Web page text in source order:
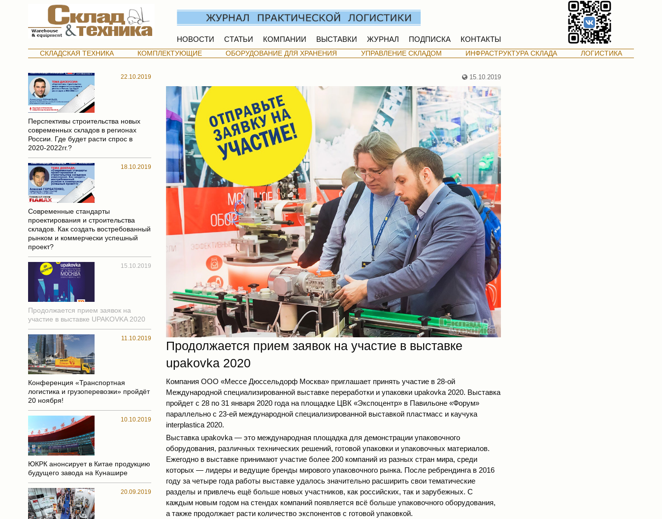
НОВОСТИ СТАТЬИ КОМПАНИИ ВЫСТАВКИ ЖУРНАЛ ПОДПИСКА КОНТАКТЫ
СКЛАДСКАЯ ТЕХНИКА КОМПЛЕКТУЮЩИЕ ОБОРУДОВАНИЕ ДЛЯ ХРАНЕНИЯ УПРАВЛЕНИЕ СКЛАДОМ ИНФРАСТРУКТУРА СКЛАДА ЛОГИСТИКА
22.10.2019
Перспективы строительства новых
современных складов в регионах
России. Где будет расти спрос в
2020-2022гг.?
18.10.2019
Современные стандарты
проектирования и строительства
складов. Как создать востребованный
рынком и коммерчески успешный
проект?
15.10.2019
Продолжается прием заявок на
участие в выставке UPAKOVKA 2020
11.10.2019
Конференция «Транспортная
логистика и грузоперевозки» пройдёт
20 ноября!
10.10.2019
ЮКРК анонсирует в Китае продукцию
будущего завода на Кунашире
20.09.2019
15.10.2019
Продолжается прием заявок на участие в выставке
upakovka 2020
Компания ООО «Мессе Дюссельдорф Москва» приглашает принять участие в 28-ой
Международной специализированной выставке переработки и упаковки upakovka 2020. Выставка
пройдет с 28 по 31 января 2020 года на площадке ЦВК «Экспоцентр» в Павильоне «Форум»
параллельно с 23-ей международной специализированной выставкой пластмасс и каучука
interplastica 2020.
Выставка upakovka — это международная площадка для демонстрации упаковочного
оборудования, различных технических решений, готовой упаковки и упаковочных материалов.
Ежегодно в выставке принимают участие более 200 компаний из разных стран мира, среди
которых — лидеры и ведущие бренды мирового упаковочного рынка. После ребрендинга в 2016
году за четыре года работы выставке удалось значительно расширить свои тематические
разделы и привлечь ещё больше новых участников, как российских, так и зарубежных. С
каждым новым годом на стендах компаний появляется всё больше упаковочного оборудования,
а также продолжает расти количество экспонентов с готовой упаковкой.